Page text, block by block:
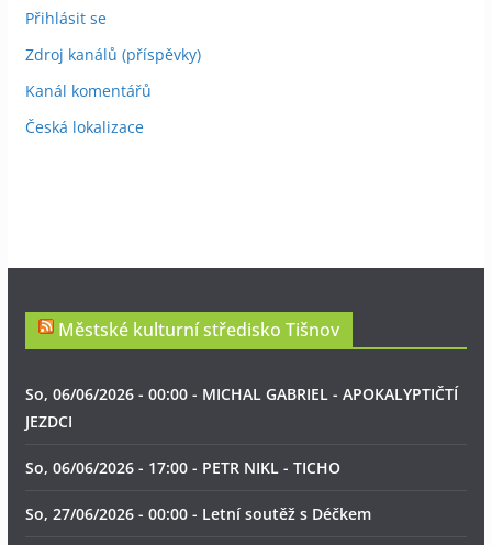
Přihlásit se
Zdroj kanálů (příspěvky)
Kanál komentářů
Česká lokalizace
Městské kulturní středisko Tišnov
So, 06/06/2026 - 00:00 - MICHAL GABRIEL - APOKALYPTIČTÍ
JEZDCI
So, 06/06/2026 - 17:00 - PETR NIKL - TICHO
So, 27/06/2026 - 00:00 - Letní soutěž s Déčkem